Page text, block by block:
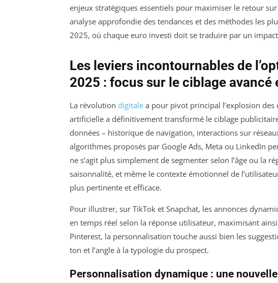
enjeux stratégiques essentiels pour maximiser le retour sur
analyse approfondie des tendances et des méthodes les
2025, où chaque euro investi doit se traduire par un
Les leviers incontournables de
2025 : focus sur le ciblage
La révolution digitale a pour pivot principal l’explosion des
artificielle a définitivement transformé le ciblage
données – historique de navigation, interactions sur
algorithmes proposés par Google Ads, Meta ou LinkedIn
ne s’agit plus simplement de segmenter selon l’âge ou la
saisonnalité, et même le contexte émotionnel de
plus pertinente et efficace.
Pour illustrer, sur TikTok et Snapchat, les annonces
en temps réel selon la réponse utilisateur, maximisant
Pinterest, la personnalisation touche aussi bien les
ton et l’angle à la typologie du prospect.
Personnalisation dynamique : une